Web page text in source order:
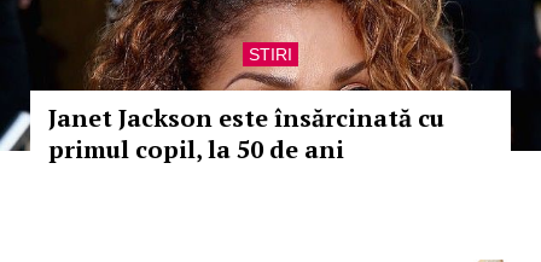
STIRI
Janet Jackson este însărcinată cu
primul copil, la 50 de ani